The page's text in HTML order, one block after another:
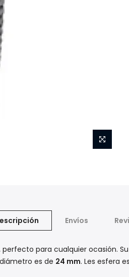
Envíos
perfecto para cualquier ocasión.
es de 24 mm. Les esfera